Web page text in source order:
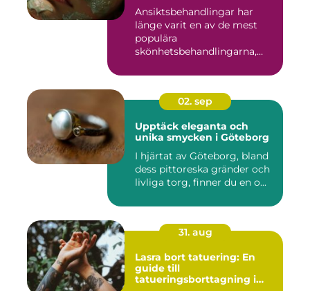
Ansiktsbehandlingar har
länge varit en av de mest
populära
skönhetsbehandlingarna,
02. sep
Upptäck eleganta och
unika smycken i Göteborg
I hjärtat av Göteborg, bland
dess pittoreska gränder och
livliga torg, finner du en o...
31. aug
Lasra bort tatuering: En
guide till
tatueringsborttagning i